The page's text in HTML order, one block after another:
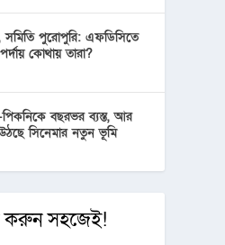
সমিতি পুরোপুরি: এফডিসিতে
কোথায় তারা?
পিকনিকে বছরভর ব্যস্ত, আর
সিনেমার নতুন ভূমি
করুন সহজেই!